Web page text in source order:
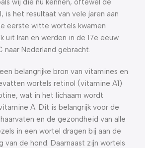
wij die nu kennen, oftewel de
is het resultaat van vele jaren aan
eerste witte wortels kwamen
uit Iran en werden in de 17e eeuw
naar Nederland gebracht.
belangrijke bron van vitamines en
wortels retinol (vitamine A1)
wat in het lichaam wordt
A. Dit is belangrijk voor de
en de gezondheid van alle
in een wortel dragen bij aan de
van de hond. Daarnaast zijn wortels